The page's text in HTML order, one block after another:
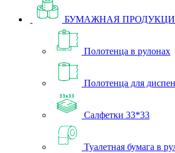
БУМАЖНАЯ
Полотенца в рулонах
Полотенца для
Салфетки 33*33
Туалетная бумага в